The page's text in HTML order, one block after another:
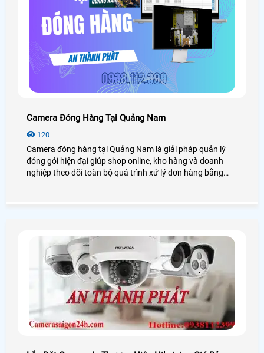
Camera Đóng Hàng Tại Quảng Nam
120
Camera đóng hàng tại Quảng Nam là giải pháp quản lý
đóng gói hiện đại giúp shop online, kho hàng và doanh
nghiệp theo dõi toàn bộ quá trình xử lý đơn hàng bằng